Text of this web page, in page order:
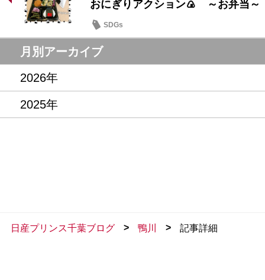
おにぎりアクション🍙 ～お弁当～
SDGs
月別アーカイブ
2026年
2025年
日産プリンス千葉ブログ > 鴨川 > 記事詳細